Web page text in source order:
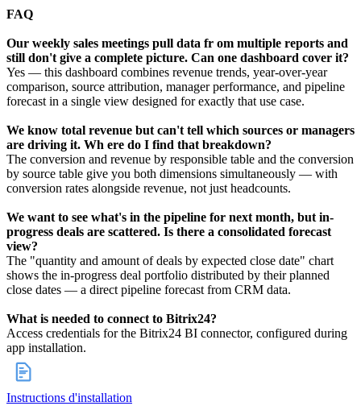
FAQ
Our weekly sales meetings pull data fr om multiple reports and
still don't give a complete picture. Can one dashboard cover it?
Yes — this dashboard combines revenue trends, year-over-year
comparison, source attribution, manager performance, and pipeline
forecast in a single view designed for exactly that use case.
We know total revenue but can't tell which sources or managers
are driving it. Wh ere do I find that breakdown?
The conversion and revenue by responsible table and the conversion
by source table give you both dimensions simultaneously — with
conversion rates alongside revenue, not just headcounts.
We want to see what's in the pipeline for next month, but in-
progress deals are scattered. Is there a consolidated forecast
view?
The "quantity and amount of deals by expected close date" chart
shows the in-progress deal portfolio distributed by their planned
close dates — a direct pipeline forecast from CRM data.
What is needed to connect to Bitrix24?
Access credentials for the Bitrix24 BI connector, configured during
app installation.
Instructions d'installation